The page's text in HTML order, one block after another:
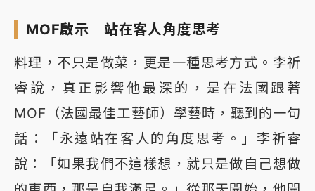
MOF啟示 站在客人角度思考
料理，不只是做菜，更是一種思考方式。李祈
睿說，真正影響他最深的，是在法國跟著
MOF（法國最佳工藝師）學藝時，聽到的一句
話：「永遠站在客人的角度思考。」李祈睿
說：「如果我們不這樣想，就只是做自己想做